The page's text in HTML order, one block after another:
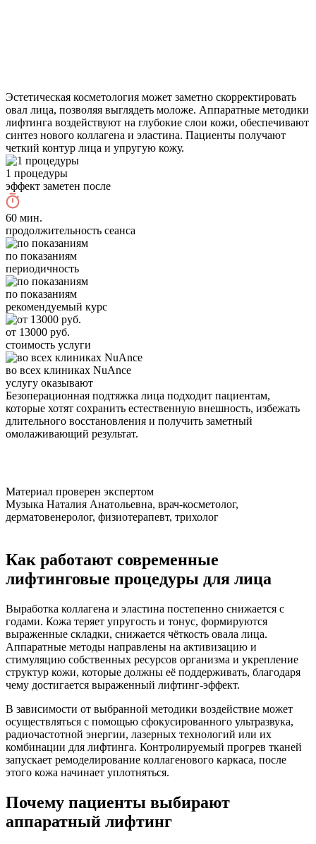
Эстетическая косметология может заметно скорректировать
овал лица, позволяя выглядеть моложе. Аппаратные методики
лифтинга воздействуют на глубокие слои кожи, обеспечивают
синтез нового коллагена и эластина. Пациенты получают
чeткий контур лица и упругую кожу.
1 процедуры
эффект заметен после
60 мин.
продолжительность сеанса
по показаниям
периодичность
по показаниям
рекомендуемый курс
от 13000 руб.
стоимость услуги
во всех клиниках NuAnce
услугу оказывают
Безоперационная подтяжка лица подходит пациентам,
которые хотят сохранить естественную внешность, избежать
длительного восстановления и получить заметный
омолаживающий результат.
Материал проверен экспертом
Музыка Наталия Анатольевна, врач-косметолог,
дерматовенеролог, физиотерапевт, трихолог
Как работают современные
лифтинговые процедуры для лица
Выработка коллагена и эластина постепенно снижается с
годами. Кожа теряет упругость и тонус, формируются
выраженные складки, снижается чёткость овала лица.
Аппаратные методы направлены на активизацию и
стимуляцию собственных ресурсов организма и укрепление
структур кожи, которые должны её поддерживать, благодаря
чему достигается выраженный лифтинг-эффект.
В зависимости от выбранной методики воздействие может
осуществляться с помощью сфокусированного ультразвука,
радиочастотной энергии, лазерных технологий или их
комбинации для лифтинга. Контролируемый прогрев тканей
запускает ремоделирование коллагенового каркаса, после
этого кожа начинает уплотняться.
Почему пациенты выбирают
аппаратный лифтинг